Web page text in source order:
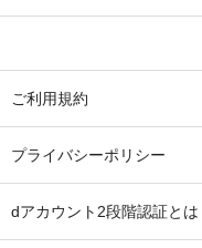
ご利用規約
プライバシーポリシー
dアカウント2段階認証とは